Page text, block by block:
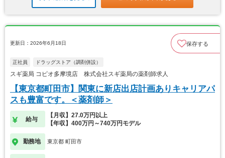
更新日：2026年6月18日 保存する
正社員 ドラッグストア（調剤併設）
スギ薬局 コピオ多摩境店 株式会社スギ薬局の薬剤師求人
【東京都町田市】関東に新店出店計画ありキャリアパ
スも豊富です。＜薬剤師＞
給与
【月収】27.0万円以上
【年収】400万円～740万円モデル
勤務地 東京都 町田市